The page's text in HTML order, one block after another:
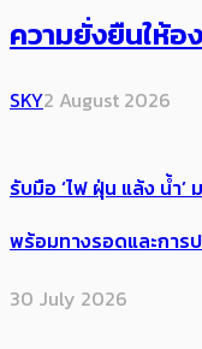
ความยั่งยืนให้อ
SKY2 August 2026
รับมือ ‘ไฟ ฝุ่น แล้ง น้ำ’
พร้อมทางรอดและการ
30 July 2026